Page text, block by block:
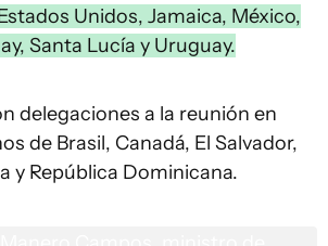
Unidos, Jamaica, México,
Santa Lucía y Uruguay.
delegaciones a la reunión en
de Brasil, Canadá, El Salvador,
y República Dominicana.